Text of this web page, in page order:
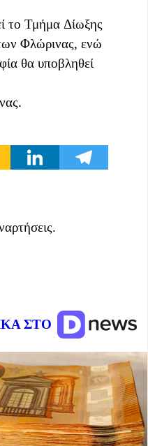
το Τμήμα Δίωξης
Φλώρινας, ενώ
θα υποβληθεί
ΣΤΟ